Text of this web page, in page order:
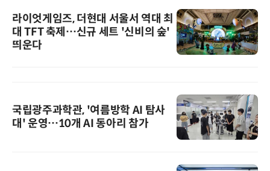
라이엇게임즈, 더현대 서울서 역대 최
대 TFT 축제…신규 세트 '신비의 숲'
띄운다
국립광주과학관, '여름방학 AI 탐사
대' 운영…10개 AI 동아리 참가